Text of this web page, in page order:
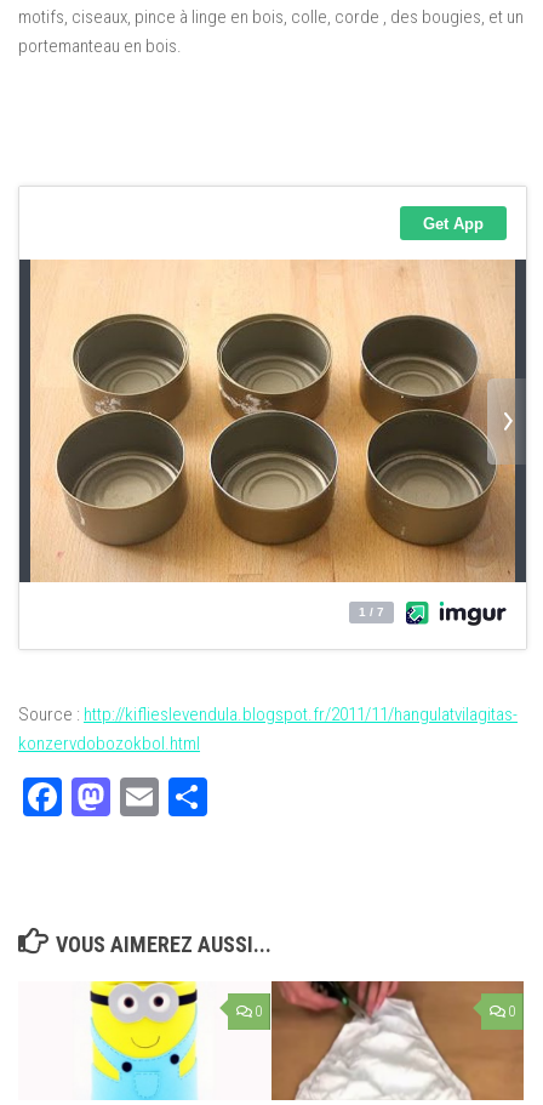
motifs, ciseaux, pince à linge en bois, colle, corde , des bougies, et un
portemanteau en bois.
Source : http://kiflieslevendula.blogspot.fr/2011/11/hangulatvilagitas-
konzervdobozokbol.html
Facebook
Mastodon
Email
VOUS AIMEREZ AUSSI...
0 0